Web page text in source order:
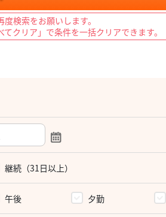
検索をお願いします。
クリア」で条件を一括クリアできます。
継続（31日以上）
午後 夕勤